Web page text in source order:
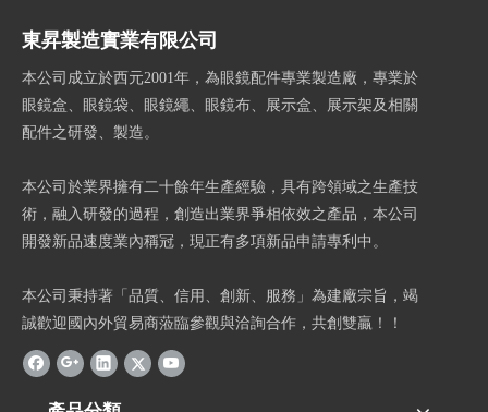
東昇製造實業有限公司
本公司成立於西元2001年，為眼鏡配件專業製造廠，專業於
眼鏡盒、眼鏡袋、眼鏡繩、眼鏡布、展示盒、展示架及相關
配件之研發、製造。
本公司於業界擁有二十餘年生產經驗，具有跨領域之生產技
術，融入研發的過程，創造出業界爭相依效之產品，本公司
開發新品速度業內稱冠，現正有多項新品申請專利中。
本公司秉持著「品質、信用、創新、服務」為建廠宗旨，竭
誠歡迎國內外貿易商蒞臨參觀與洽詢合作，共創雙贏！！